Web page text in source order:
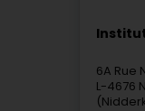
6A Rue
L-4676